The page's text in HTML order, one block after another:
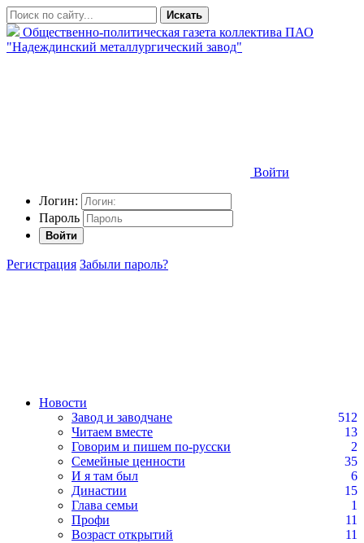
Искать
Общественно-политическая газета коллектива ПАО
"Надеждинский металлургический завод"
Войти
Логин:
Пароль
Войти
Регистрация Забыли пароль?
Новости
Завод и заводчане
512
Читаем вместе
13
Говорим и пишем по-русски
2
Семейные ценности
35
И я там был
6
Династии
15
Глава семьи
1
Профи
11
Возраст открытий
11